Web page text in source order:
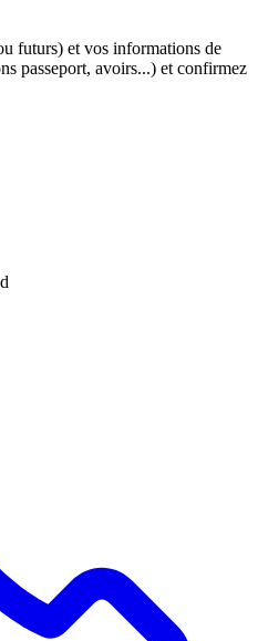
futurs) et vos informations de
passeport, avoirs...) et confirmez